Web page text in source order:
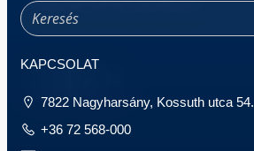
KAPCSOLAT
7822 Nagyharsány, Kossuth utca 54.
+36 72 568-000